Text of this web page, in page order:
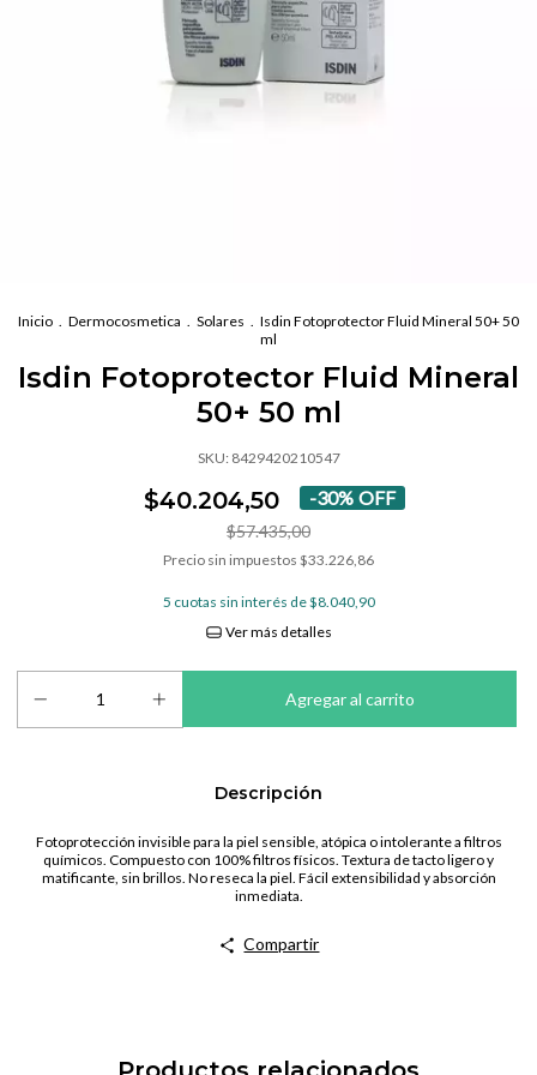
Inicio . Dermocosmetica . Solares . Isdin Fotoprotector Fluid Mineral 50+ 50
ml
Isdin Fotoprotector Fluid Mineral
50+ 50 ml
SKU: 8429420210547
$40.204,50 -30% OFF
$57.435,00
Precio sin impuestos $33.226,86
5 cuotas sin interés de$8.040,90
Ver más detalles
Descripción
Fotoprotección invisible para la piel sensible, atópica o intolerante a filtros
químicos. Compuesto con 100% filtros físicos. Textura de tacto ligero y
matificante, sin brillos. No reseca la piel. Fácil extensibilidad y absorción
inmediata.
Compartir